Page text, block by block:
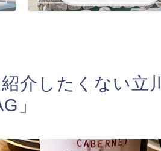
介したくない立
」